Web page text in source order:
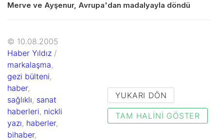
Merve ve Ayşenur, Avrupa'dan madalyayla döndü
© 10.08.2005
Haber Yıldız /
markalaşma,
gezi bülteni,
haber,
sağlıklı, sanat
haberleri, nickli
yazı, haberler,
bihaber,
YUKARI DÖN
TAM HALINI GÖSTER